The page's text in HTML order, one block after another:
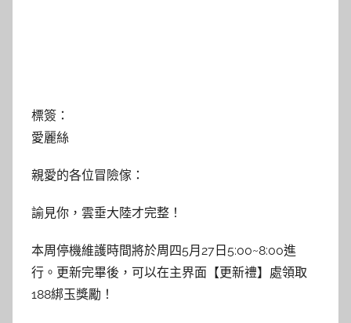
標簽：
愛麗絲
親愛的各位冒險傢：
諭見你，雲垂大陸才完整！
本周停機維護時間將於周四5月27日5:00~8:00進
行。更新完畢後，可以在主界面【更新禮】處領取
188綁玉獎勵！